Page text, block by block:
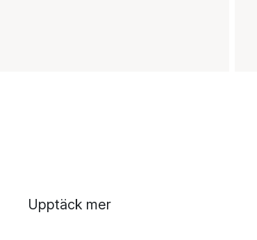
Upptäck mer